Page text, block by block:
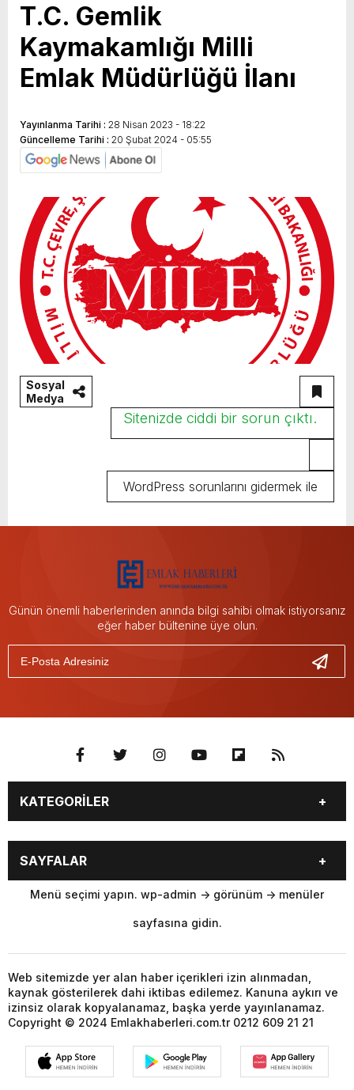
T.C. Gemlik
Kaymakamlığı Milli
Emlak Müdürlüğü İlanı
Yayınlanma Tarihi : 28 Nisan 2023 - 18:22
Güncelleme Tarihi : 20 Şubat 2024 - 05:55
Sosyal
Medya
Sitenizde ciddi bir sorun çıktı.
WordPress sorunlarını gidermek ile
Günün önemli haberlerinden anında bilgi sahibi olmak istiyorsanız
eğer haber bültenine üye olun.
KATEGORİLER
Ekonomi
Emlak Magazini
Emlak Rehberi
İmar
Deprem
Kim Kimdir ?
Konut Kredisi
Mobilya Dekorasyon
Toki
Yeni Projeler
Ticari Projeler
Video Galerisi
Sorumluluk Reddi
Kullanım Koşulları
İLETİŞİM
GİRİŞ YAP
SAYFALAR
Menü seçimi yapın. wp-admin -> görünüm -> menüler
sayfasına gidin.
Web sitemizde yer alan haber içerikleri izin alınmadan,
kaynak gösterilerek dahi iktibas edilemez. Kanuna aykırı ve
izinsiz olarak kopyalanamaz, başka yerde yayınlanamaz.
Copyright © 2024 Emlakhaberleri.com.tr 0212 609 21 21